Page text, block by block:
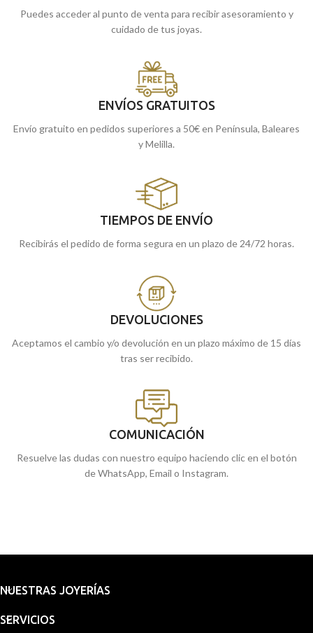
Puedes acceder al punto de venta para recibir asesoramiento y
cuidado de tus joyas.
ENVÍOS GRATUITOS
Envío gratuito en pedidos superiores a 50€ en Península, Baleares
y Melilla.
TIEMPOS DE ENVÍO
Recibirás el pedido de forma segura en un plazo de 24/72 horas.
DEVOLUCIONES
Aceptamos el cambio y/o devolución en un plazo máximo de 15 días
tras ser recibido.
COMUNICACIÓN
Resuelve las dudas con nuestro equipo haciendo clic en el botón
de WhatsApp, Email o Instagram.
NUESTRAS JOYERÍAS
SERVICIOS